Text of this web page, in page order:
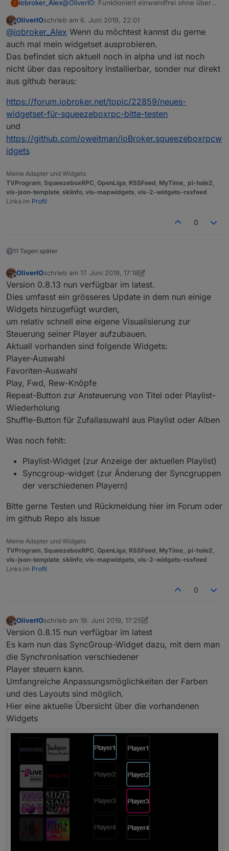
I iobroker_Alex@OliverIO: Funktioniert einwandfrei ohne über
Da du nach einer Wunschliste fragst:
Ich bin aktuell noch "Anti-Alexa" würde aber
gerne eine einseitige Kommunikation erlauben.
Beispiel: Es klingelt. => LMS-Player spielen eine
ausgewählte MP3 ab und danach wieder die
vorherige Playlist an der selben Stelle. => Das als
Feature wäre schon cool...
Dann könnte man das noch weiter denken: Der
Sayit-Adapter kann eine .mp3 erstellen. Diese
kann man per Skript auf den Media-Pfad für LMS
kopieren. Diese soll dann wiedergegeben
werden und danach wieder die vorherige
Ich denke alle die LMS nutzen könnten so von
einer Sprachausgabe profitieren.
Vielleicht hast du ja eine Idee das umzusetzen.
Offline
OliverIOschrieb am 6. Juni 2019, 22:01
zuletzt editiert von
@iobroker_Alex Wenn du möchtest kannst du gerne
auch mal mein widgetset ausprobieren.
Das befindet sich aktuell noch in alpha und ist noch
nicht über das repository installierbar, sonder nur direkt
aus github heraus:
https://forum.iobroker.net/topic/22859/neues-
widgetset-für-squeezeboxrpc-bitte-testen
und
https://github.com/oweitman/ioBroker.squeezeboxrpcw
idgets
Meine Adapter und Widgets
TVProgram SqueezeboxRPC OpenLiga RSSFeed MyTime pi-hole2
vis-json-template skiinfo vis-mapwidgets vis-2-widgets-rssfeed
Links im Profil
0
11 Tagen später
Offline
OliverIOschrieb am 17. Juni 2019, 17:18
zuletzt editiert von OliverIO
Version 0.8.13 nun verfügbar im latest.
Dies umfasst ein grösseres Update in dem nun einige
Widgets hinzugefügt wurden,
um relativ schnell eine eigene Visualisierung zur
Steuerung seiner Player aufzubauen.
Aktuall vorhanden sind folgende Widgets:
Player-Auswahl
Favoriten-Auswahl
Play, Fwd, Rew-Knöpfe
Repeat-Button zur Ansteuerung von Titel oder Playlist-
Wiederholung
Shuffle-Button für Zufallasuwahl aus Playlist oder Alben
Was noch fehlt:
Playlist-Widget (zur Anzeige der aktuellen Playlist)
Syncgroup-widget (zur Änderung der Syncgruppen
der verschiedenen Playern)
Bitte gerne Testen und Rückmeldung hier im Forum oder
im github Repo als Issue
Meine Adapter und Widgets
TVProgram, SqueezeboxRPC, OpenLiga, RSSFeed, MyTime,, pi-hole2,
vis-json-template, skiinfo, vis-mapwidgets, vis-2-widgets-rssfeed
Links im Profil
0
Offline
OliverIOschrieb am 19. Juni 2019, 17:25
zuletzt editiert von OliverIO
Version 0.8.15 nun verfügbar im latest
Es kam nun das SyncGroup-Widget dazu, mit dem man
die Synchronisation verschiedener
Player steuern kann.
Umfangreiche Anpassungsmöglichkeiten der Farben
und des Layouts sind möglich.
Hier eine aktuelle Übersicht über die vorhandenen
Widgets